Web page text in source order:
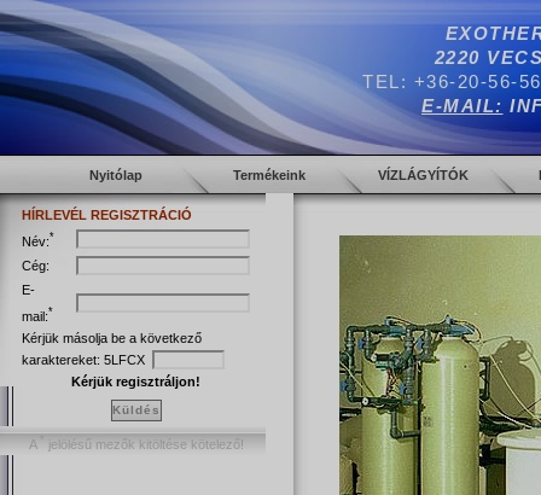
2220
TEL: +36-20-56-
E-MAIL:
Nyitólap Termékeink VÍZLÁGYÍTÓK
HÍRLEVÉL REGISZTRÁCIÓ
Név:*
Cég:
E-
mail:*
Kérjük másolja be a következő
karaktereket: 5LFCX
Kérjük regisztráljon!
Küldés
A * jelölésű mezők kitöltése kötelező!